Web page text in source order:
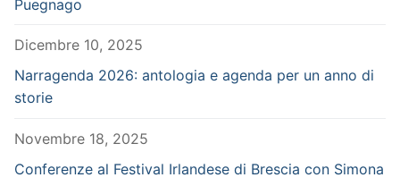
Puegnago
Dicembre 10, 2025
Narragenda 2026: antologia e agenda per un anno di
storie
Novembre 18, 2025
Conferenze al Festival Irlandese di Brescia con Simona